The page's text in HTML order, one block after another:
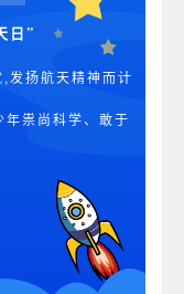
日”
发扬航天精神而计
祟尚科学、敢于